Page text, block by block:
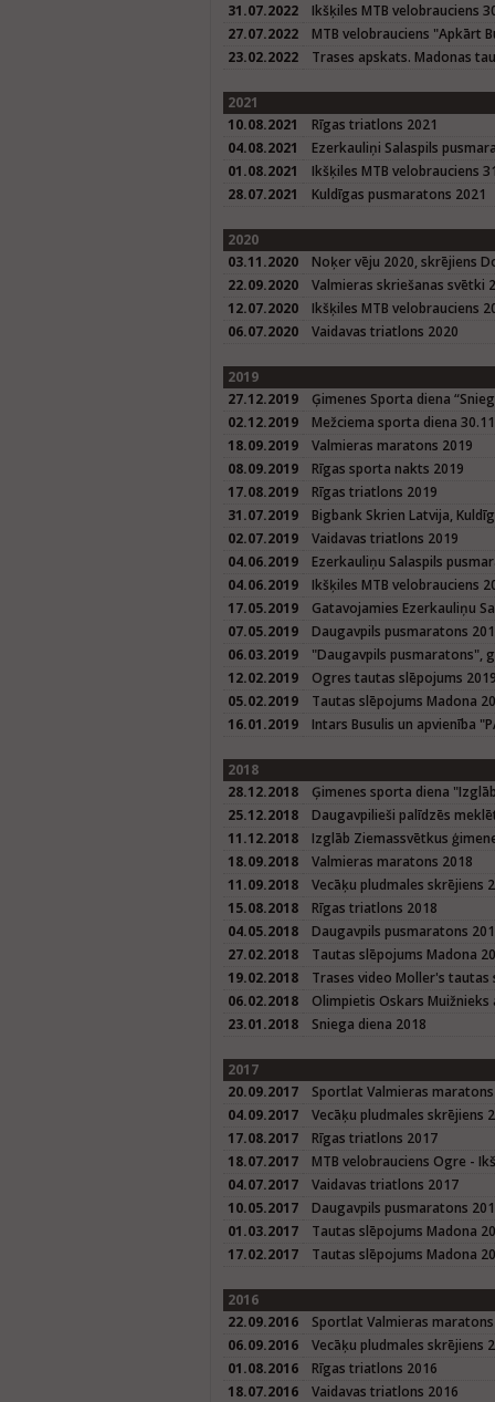
31.07.2022
Ikšķiles MTB velobrauciens
27.07.2022
MTB velobrauciens "Apkārt
23.02.2022
Trases apskats. Madonas
2021
10.08.2021
Rīgas triatlons 2021
04.08.2021
Ezerkauliņi Salaspils
01.08.2021
Ikšķiles MTB velobrauciens
28.07.2021
Kuldīgas pusmaratons 2021
2020
03.11.2020
Noķer vēju 2020, skrējiens
22.09.2020
Valmieras skriešanas svētki
12.07.2020
Ikšķiles MTB velobrauciens
06.07.2020
Vaidavas triatlons 2020
2019
27.12.2019
Ģimenes Sporta diena
02.12.2019
Mežciema sporta diena
18.09.2019
Valmieras maratons 2019
08.09.2019
Rīgas sporta nakts 2019
17.08.2019
Rīgas triatlons 2019
31.07.2019
Bigbank Skrien Latvija,
02.07.2019
Vaidavas triatlons 2019
04.06.2019
Ezerkauliņu Salaspils
04.06.2019
Ikšķiles MTB velobrauciens
17.05.2019
Gatavojamies Ezerkauliņu
07.05.2019
Daugavpils pusmaratons
06.03.2019
"Daugavpils pusmaratons",
12.02.2019
Ogres tautas slēpojums
05.02.2019
Tautas slēpojums Madona
16.01.2019
Intars Busulis un apvienība
2018
28.12.2018
Ģimenes sporta diena
25.12.2018
Daugavpilieši palīdzēs
11.12.2018
Izglāb Ziemassvētkus
18.09.2018
Valmieras maratons 2018
11.09.2018
Vecāķu pludmales skrējiens
15.08.2018
Rīgas triatlons 2018
04.05.2018
Daugavpils pusmaratons
27.02.2018
Tautas slēpojums Madona
19.02.2018
Trases video Moller's tautas
06.02.2018
Olimpietis Oskars Muižnieks
23.01.2018
Sniega diena 2018
2017
20.09.2017
Sportlat Valmieras
04.09.2017
Vecāķu pludmales skrējiens
17.08.2017
Rīgas triatlons 2017
18.07.2017
MTB velobrauciens Ogre -
04.07.2017
Vaidavas triatlons 2017
10.05.2017
Daugavpils pusmaratons
01.03.2017
Tautas slēpojums Madona
17.02.2017
Tautas slēpojums Madona
2016
22.09.2016
Sportlat Valmieras
06.09.2016
Vecāķu pludmales skrējiens
01.08.2016
Rīgas triatlons 2016
18.07.2016
Vaidavas triatlons 2016